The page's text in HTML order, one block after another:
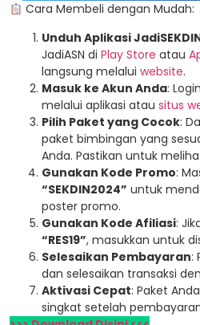
Cara Membeli dengan Mudah:
Unduh Aplikasi
JadiASN di Play Store atau
langsung melalui website.
Masuk ke Akun Anda:
melalui aplikasi atau situs
Pilih Paket yang Cocok:
paket bimbingan yang
Anda. Pastikan untuk
Gunakan Kode Promo:
“SEKDIN2024” untuk
poster promo.
Gunakan Kode Afiliasi:
“RES19”, masukkan untuk
Selesaikan Pembayaran:
dan selesaikan transaksi
Aktivasi Cepat: Paket
singkat setelah